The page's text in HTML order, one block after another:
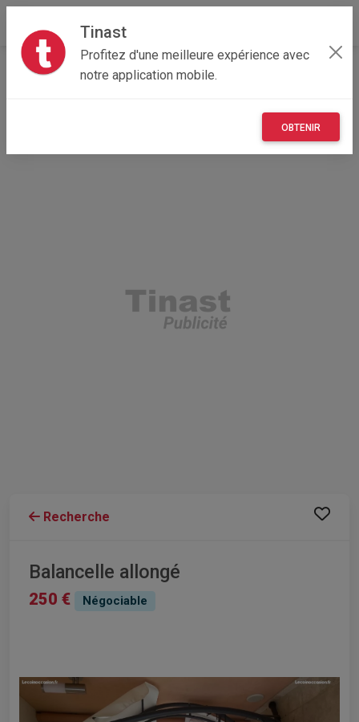
Tinast
Profitez d'une meilleure expérience avec
notre application mobile.
OBTENIR
Accueil
Maisons et enfants
Balancelle allongé
Recherche
Balancelle allongé
250 € Négociable